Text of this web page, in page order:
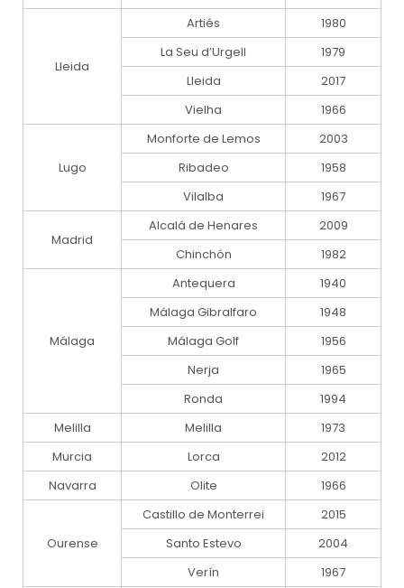
Lleida
Artiés
1980
La Seu d’Urgell
1979
Lleida
2017
Vielha
1966
Lugo
Monforte de Lemos
2003
Ribadeo
1958
Vilalba
1967
Madrid
Alcalá de Henares
2009
Chinchón
1982
Málaga
Antequera
1940
Málaga Gibralfaro
1948
Málaga Golf
1956
Nerja
1965
Ronda
1994
Melilla
Melilla
1973
Murcia
Lorca
2012
Navarra
Olite 1966
Ourense
Castillo de Monterrei
2015
Santo Estevo
2004
Verín
1967